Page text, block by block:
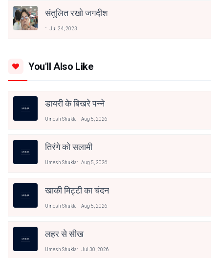
संतुलित रखो जगदीश
Jul 24, 2023
You'll Also Like
डायरी के बिखरे पन्ने
Umesh Shukla Aug 5, 2026
तिरंगे को सलामी
Umesh Shukla Aug 5, 2026
खाकी मिट्टी का चंदन
Umesh Shukla Aug 5, 2026
लहर से सीख
Umesh Shukla Jul 30, 2026